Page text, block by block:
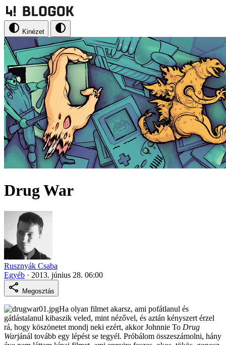
Kinézet
Drug War
Rusznyák Csaba
Egyéb · 2013. június 28. 06:00
Megosztás
Ha olyan filmet akarsz, ami pofátlanul és
gátlástalanul kibaszik veled, mint nézővel, és aztán kényszert érzel
rá, hogy köszönetet mondj neki ezért, akkor Johnnie To Drug
Warjánál tovább egy lépést se tegyél. Próbálom összeszámolni, hány